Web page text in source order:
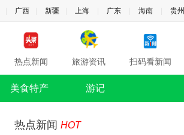
广西 新疆 上海 广东 海南 贵州
热点新闻 旅游资讯 扫码看新闻
美食特产 游记
热点新闻 HOT